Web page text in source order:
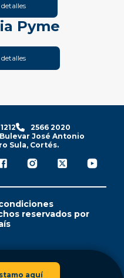
aquí
Pyme
2566 2020
José Antonio
Sula, Cortés.
reservados por